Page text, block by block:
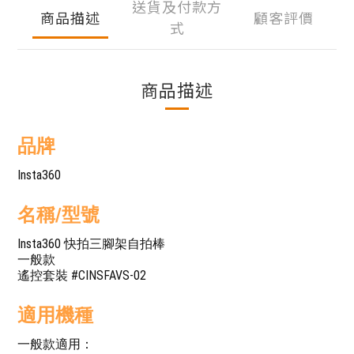
商品描述
送貨及付款方
式
顧客評價
商品描述
品牌
Insta360
名稱/型號
Insta360 快拍三腳架自拍棒
一般款
遙控套裝 #CINSFAVS-02
適用機種
一般款適用：